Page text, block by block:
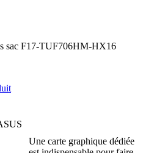
sac F17-TUF706HM-HX16
Une carte graphique dédiée